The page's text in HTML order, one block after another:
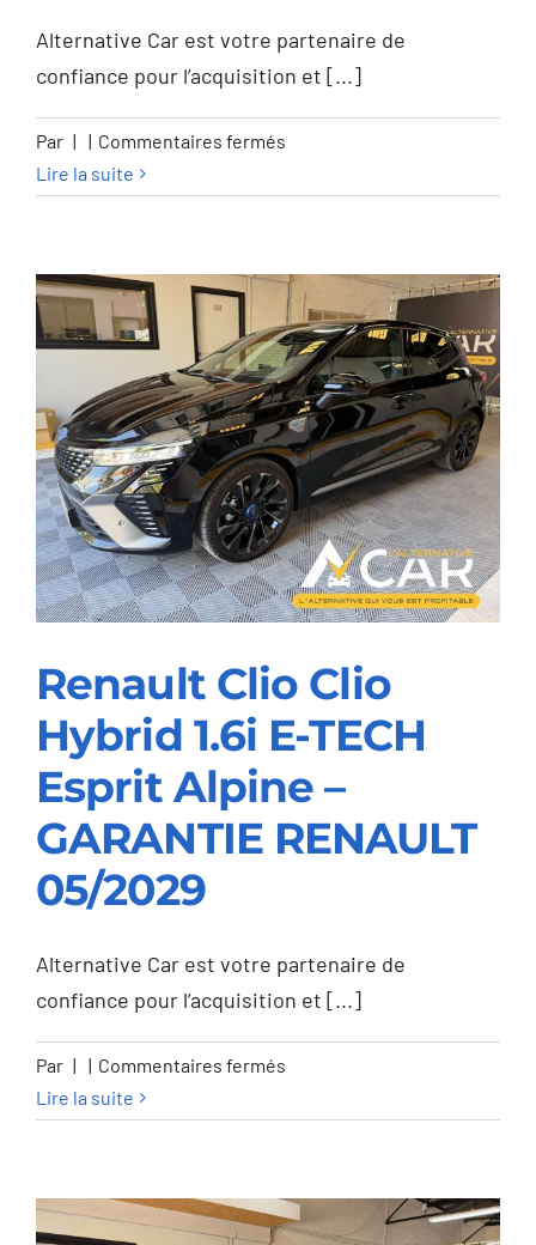
Alternative Car est votre partenaire de
confiance pour l’acquisition et [...]
Par | | Commentaires fermés
A4
Avant
35
TDi
Business
Edition
Competition
S
tronic
S-
Line
–
GARANTIE
Lire la suite
Renault Clio Clio
Hybrid 1.6i E-TECH
Esprit Alpine –
GARANTIE RENAULT
05/2029
Renault Clio Clio
Hybrid 1.6i E-TECH
Esprit Alpine –
GARANTIE RENAULT
05/2029
Alternative Car est votre partenaire de
confiance pour l’acquisition et [...]
Par | | Commentaires fermés
Clio
Hybrid
1.6i
Lire la suite